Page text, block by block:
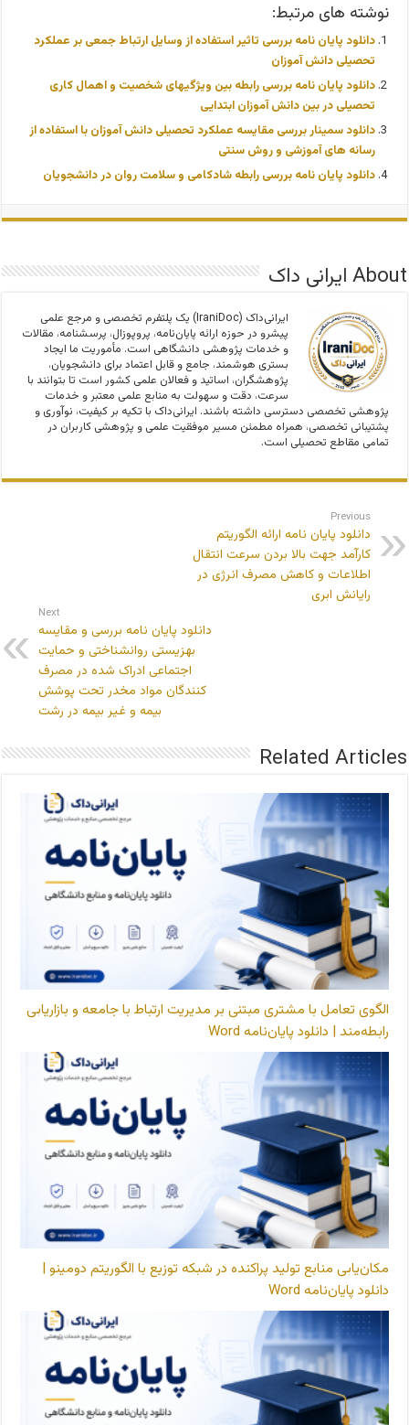
نوشته های مرتبط:
دانلود پایان نامه بررسی تاثیر استفاده از وسایل ارتباط جمعی بر عملکرد
تحصیلی دانش آموزان
دانلود پایان نامه بررسی رابطه بین ویژگیهای شخصیت و اهمال کاری
تحصیلی در بین دانش آموزان ابتدایی
دانلود سمینار بررسی مقایسه عملکرد تحصیلی دانش آموزان با استفاده از
رسانه های آموزشی و روش سنتی
دانلود پایان نامه بررسی رابطه شادکامی و سلامت روان در دانشجویان
About ایرانی داک
ایرانی‌داک (IraniDoc) یک پلتفرم تخصصی و مرجع علمی
پیشرو در حوزه ارائه پایان‌نامه، پروپوزال، پرسشنامه، مقالات
و خدمات پژوهشی دانشگاهی است. مأموریت ما ایجاد
بستری هوشمند، جامع و قابل اعتماد برای دانشجویان،
پژوهشگران، اساتید و فعالان علمی کشور است تا بتوانند با
سرعت، دقت و سهولت به منابع علمی معتبر و خدمات
پژوهشی تخصصی دسترسی داشته باشند. ایرانی‌داک با تکیه بر کیفیت، نوآوری و
پشتیبانی تخصصی، همراه مطمئن مسیر موفقیت علمی و پژوهشی کاربران در
تمامی مقاطع تحصیلی است.
Previous
دانلود پایان نامه ارائه الگوریتم
کارآمد جهت بالا بردن سرعت انتقال
اطلاعات و کاهش مصرف انرژی در
رایانش ابری
Next
دانلود پایان نامه بررسی و مقایسه
بهزیستی روانشناختی و حمایت
اجتماعی ادراک شده در مصرف
کنندگان مواد مخدر تحت پوشش
بیمه و غیر بیمه در رشت
Related Articles
الگوی تعامل با مشتری مبتنی بر مدیریت ارتباط با جامعه و بازاریابی
رابطه‌مند | دانلود پایان‌نامه Word
مکان‌یابی منابع تولید پراکنده در شبکه توزیع با الگوریتم دومینو |
دانلود پایان‌نامه Word